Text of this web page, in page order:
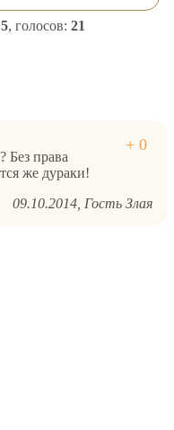
5, голосов: 21
Без права
же дураки!
09.10.2014 Гость Злая